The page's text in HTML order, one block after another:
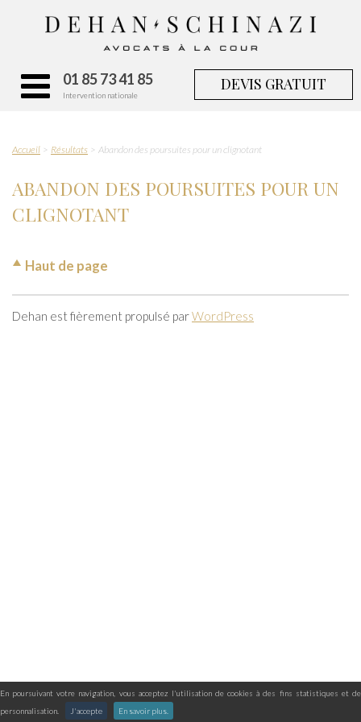
En poursuivant votre navigation, vous acceptez l'utilisation de cookies à des fins statistiques et de
personnalisation.
J'accepte En savoir plus.
01 85 73 41 85
Intervention nationale
DEVIS GRATUIT
Accueil Résultats Abandon des poursuites pour un clignotant
ABANDON DES POURSUITES POUR UN
CLIGNOTANT
Haut de page
Dehan est fièrement propulsé parWordPress